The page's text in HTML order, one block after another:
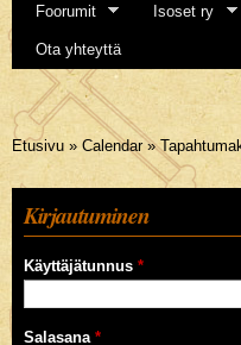
Foorumit Isoset ry
Ota yhteyttä
Olet täällä
Etusivu » Calendar»
Kirjautuminen
Käyttäjätunnus *
Salasana *